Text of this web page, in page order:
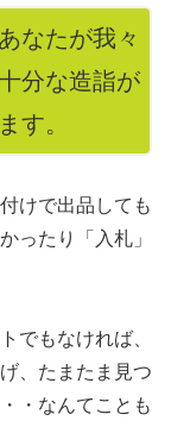
なたが我々
分な造詣が
す。
けで出品しても
ったり「入札」
でもなければ、
、たまたま見つ
・なんてことも